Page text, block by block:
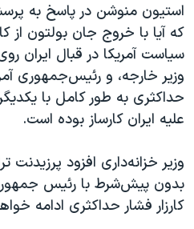
استیون منوشن در پاسخ به
که آیا با خروج جان بولتون از
سیاست آمریکا در قبال ایران
وزیر خارجه، و رئیس‌جمهوری
حداکثری به طور کامل با
علیه ایران کارساز بوده است.
وزیر خزانه‌داری افزود
بدون پیش‌شرط با رئیس
کارزار فشار حداکثری ادامه